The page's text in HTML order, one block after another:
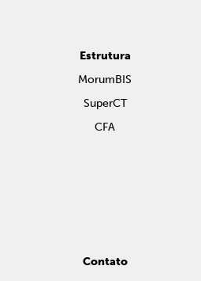
Estrutura
MorumBIS
SuperCT
CFA
Contato